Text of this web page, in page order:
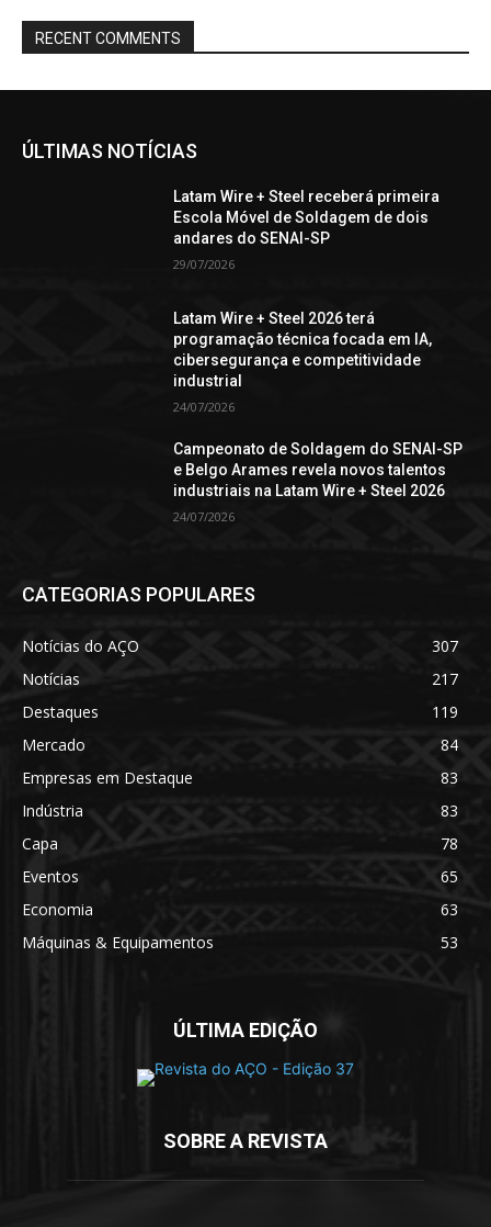
RECENT COMMENTS
ÚLTIMAS NOTÍCIAS
Latam Wire + Steel receberá primeira
Escola Móvel de Soldagem de dois
andares do SENAI-SP
29/07/2026
Latam Wire + Steel 2026 terá
programação técnica focada em IA,
cibersegurança e competitividade
industrial
24/07/2026
Campeonato de Soldagem do SENAI-SP
e Belgo Arames revela novos talentos
industriais na Latam Wire + Steel 2026
24/07/2026
CATEGORIAS POPULARES
Notícias do AÇO
307
Notícias
217
Destaques
119
Mercado
84
Empresas em Destaque
83
Indústria
83
Capa
78
Eventos
65
Economia
63
Máquinas & Equipamentos
53
ÚLTIMA EDIÇÃO
SOBRE A REVISTA